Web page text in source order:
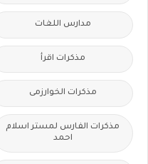
مدارس اللغات
مذكرات اقرأ
مذكرات الخوارزمى
مذكرات الفارس لمستر اسلام
احمد